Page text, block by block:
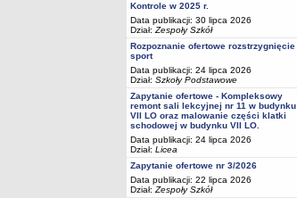
Kontrole w 2025 r.
Data publikacji: 30 lipca 2026
Dział: Zespoły Szkół
Rozpoznanie ofertowe rozstrzygnięcie
sport
Data publikacji: 24 lipca 2026
Dział: Szkoły Podstawowe
Zapytanie ofertowe - Kompleksowy
remont sali lekcyjnej nr 11 w budynku
VII LO oraz malowanie części klatki
schodowej w budynku VII LO.
Data publikacji: 24 lipca 2026
Dział: Licea
Zapytanie ofertowe nr 3/2026
Data publikacji: 22 lipca 2026
Dział: Zespoły Szkół